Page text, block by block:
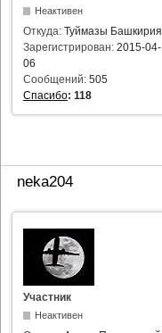
Неактивен
Откуда: Туймазы Башкирия
Зарегистрирован: 2015-04-
06
Сообщений: 505
Спасибо: 118
neka204
Участник
Неактивен